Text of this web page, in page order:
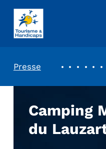
ASSOCIATION TOURISME ET HANDICAPS
Presse
Camping
du